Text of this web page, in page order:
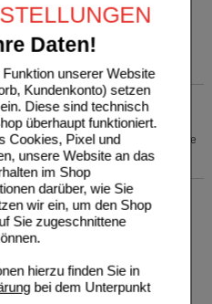
Daten!
unserer Website
Kundenkonto) setzen
Diese sind technisch
überhaupt funktioniert.
Cookies, Pixel und
unsere Website an das
im Shop
darüber, wie Sie
wir ein, um den Shop
Sie zugeschnittene
hierzu finden Sie in
bei dem Unterpunkt
Artikel in eine Einkaufsliste
gekauft haben, kauften
AVP